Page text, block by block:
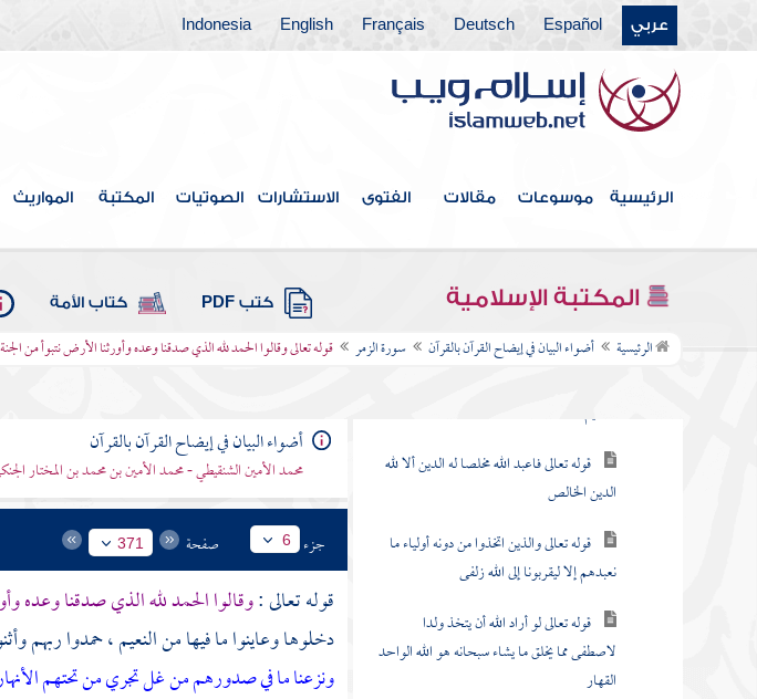
عربي Español
Deutsch
Français
English
Indonesia
الرئيسية موسوعات مقالات الفتوى الاستشارات الصوتيات المكتبة المواريث
المكتبة الإسلامية كتب PDF كتاب الأمة
الرئيسية أضواء البيان في إيضاح القرآن بالقرآن سورة الزمر قوله تعالى وقالوا الحمد لله الذي صدقنا وعده وأورثنا الأرض نتبوأ من
سورة السجدة
سورة الأحزاب
سورة سبأ
سورة فاطر
سورة الصافات
سورة ص
سورة الزمر
الحكيم
قوله تعالى فاعبد الله مخلصا له الدين ألا لله
الدين الخالص
قوله تعالى والذين اتخذوا من دونه أولياء ما
نعبدهم إلا ليقربونا إلى الله زلفى
قوله تعالى لو أراد الله أن يتخذ ولدا
لاصطفى مما يخلق ما يشاء سبحانه هو الله الواحد
القهار
أضواء البيان في إيضاح القرآن بالقرآن
محمد الأمين الشنقيطي - محمد الأمين بن محمد بن المختار
جزء 6 صفحة 371
قوله تعالى :وقالوا الحمد لله الذي صدقنا وعده
دخلوها وعاينوا ما فيها من النعيم ، حمدوا ربهم
ونزعنا ما في صدورهم من غل تجري من تحتهم